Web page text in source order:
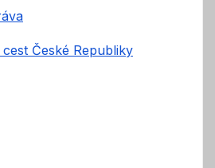
České Republiky